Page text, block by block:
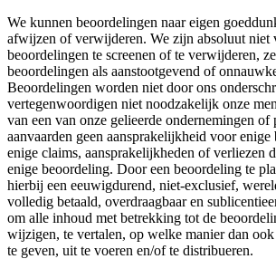
We kunnen beoordelingen naar eigen
afwijzen of verwijderen. We zijn absoluut niet
beoordelingen te screenen of te verwijderen,
beoordelingen als aanstootgevend of
Beoordelingen worden niet door ons
vertegenwoordigen niet noodzakelijk onze
van een van onze gelieerde ondernemingen of
aanvaarden geen aansprakelijkheid voor
enige claims, aansprakelijkheden of verliezen
enige beoordeling. Door een beoordeling te
hierbij een eeuwigdurend, niet-exclusief,
volledig betaald, overdraagbaar en
om alle inhoud met betrekking tot de
wijzigen, te vertalen, op welke manier dan
te geven, uit te voeren en/of te distribueren.